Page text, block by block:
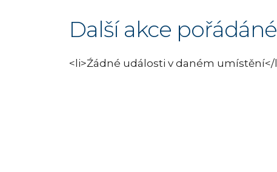
Další akce
<li>Źádné události v daném umístění</